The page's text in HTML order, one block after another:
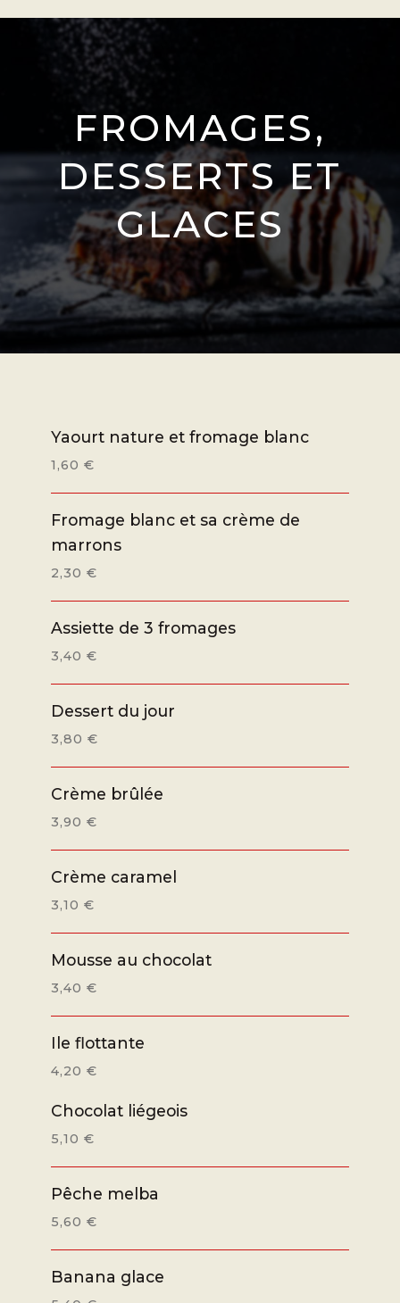
FROMAGES,
DESSERTS ET
GLACES
Yaourt nature et fromage blanc
1,60 €
Fromage blanc et sa crème de
marrons
2,30 €
Assiette de 3 fromages
3,40 €
Dessert du jour
3,80 €
Crème brûlée
3,90 €
Crème caramel
3,10 €
Mousse au chocolat
3,40 €
Ile flottante
4,20 €
Chocolat liégeois
5,10 €
Pêche melba
5,60 €
Banana glace